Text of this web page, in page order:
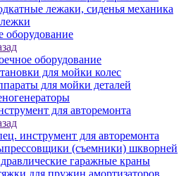
лежаки, сиденья механика
оборудование
оборудование
для мойки колес
для мойки деталей
для авторемонта
инструмент для авторемонта
(съемники) шкворней
гаражные краны
для пружин амортизаторов